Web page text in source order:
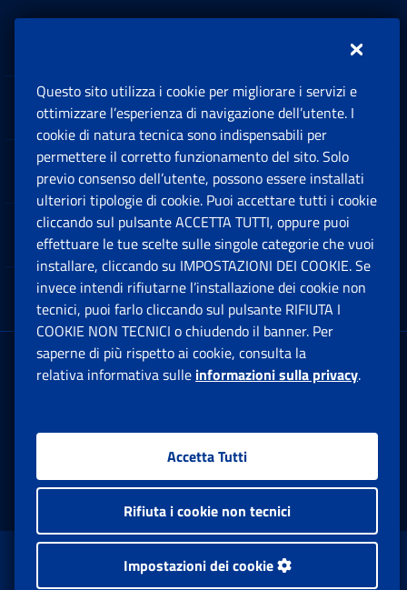
Sedi e Contatti
Software
Note Legali
App mobile
Sede Legale : Via Ciro il Grande, 21
00144 Roma
Facebook: Apre una nuova finestra
Twitter: Apre una nuova finestra
Whatsapp: Apre una nuova
Youtube: Apre una
Instagram:
www.inps.gov.it © 1997-2026
Istituto Nazionale Previdenza Sociale.
Questo sito utilizza i cookie per migliorare i servizi e
ottimizzare l’esperienza di navigazione dell’utente. I
cookie di natura tecnica sono indispensabili per
permettere il corretto funzionamento del sito. Solo
previo consenso dell’utente, possono essere installati
ulteriori tipologie di cookie. Puoi accettare tutti i cookie
cliccando sul pulsante ACCETTA TUTTI, oppure puoi
effettuare le tue scelte sulle singole categorie che vuoi
installare, cliccando su IMPOSTAZIONI DEI COOKIE. Se
invece intendi rifiutarne l’installazione dei cookie non
tecnici, puoi farlo cliccando sul pulsante RIFIUTA I
COOKIE NON TECNICI o chiudendo il banner. Per
saperne di più rispetto ai cookie, consulta la
relativa informativa sulle informazioni sulla privacy.
Accetta Tutti
Rifiuta i cookie non tecnici
Impostazioni dei cookie